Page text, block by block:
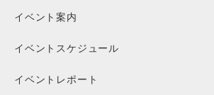
イベント案内
イベントスケジュール
イベントレポート